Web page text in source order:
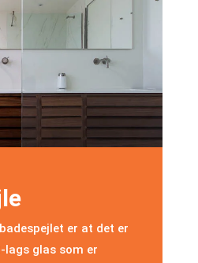
er at det er
glas som er